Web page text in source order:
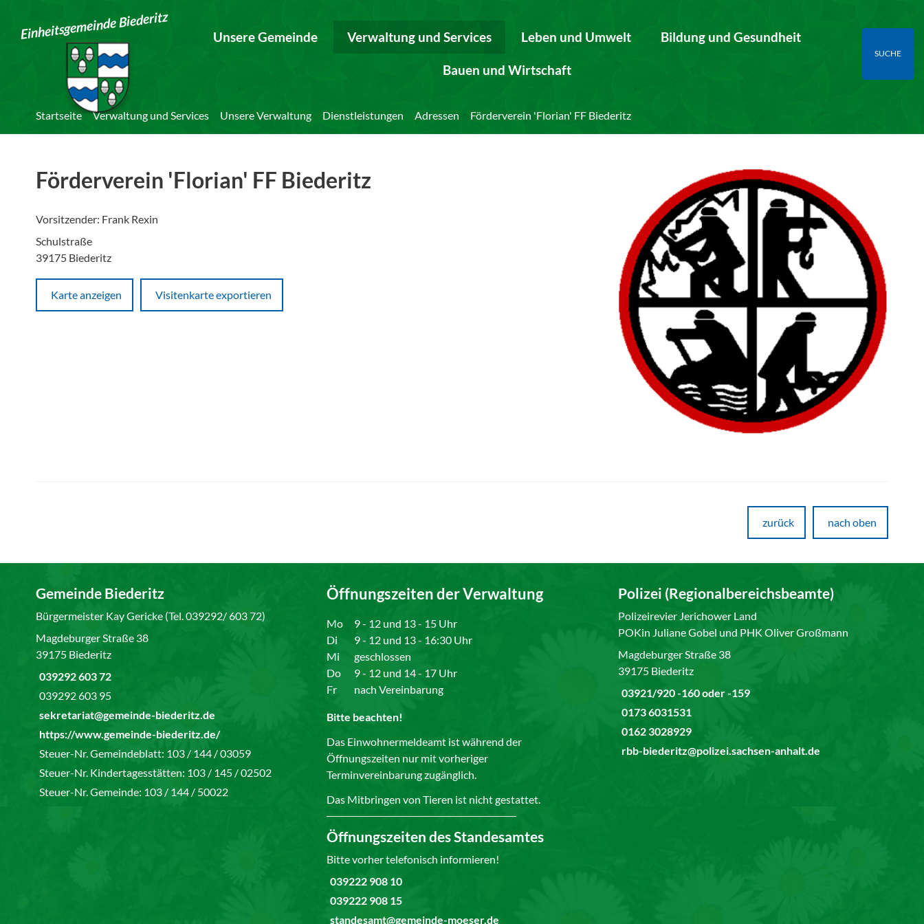
Einheitsgemeinde Biederitz Unsere Gemeinde Verwaltung und Services Leben und Umwelt Bildung und Gesundheit
Bauen und Wirtschaft
SUCHE
Startseite Verwaltung und Services Unsere Verwaltung Dienstleistungen Adressen Förderverein 'Florian' FF Biederitz
Förderverein 'Florian' FF Biederitz
Vorsitzender: Frank Rexin
Schulstraße
39175 Biederitz
Karte anzeigen Visitenkarte exportieren
zurück nach oben
Gemeinde Biederitz
Bürgermeister Kay Gericke (Tel. 039292/ 603 72)
Magdeburger Straße 38
39175 Biederitz
039292 603 72
039292 603 95
sekretariat@gemeinde-biederitz.de
https://www.gemeinde-biederitz.de/
Steuer-Nr. Gemeindeblatt: 103 / 144 / 03059
Steuer-Nr. Kindertagesstätten: 103 / 145 / 02502
Steuer-Nr. Gemeinde: 103 / 144 / 50022
Öffnungszeiten der Verwaltung
Mo
9 - 12 und 13 - 15 Uhr
Di
9 - 12 und 13 - 16:30 Uhr
Mi
geschlossen
Do
9 - 12 und 14 - 17 Uhr
Fr
nach Vereinbarung
Bitte beachten!
Das Einwohnermeldeamt ist während der
Öffnungszeiten nur mit vorheriger
Terminvereinbarung zugänglich.
Das Mitbringen von Tieren ist nicht gestattet.
Öffnungszeiten des Standesamtes
Bitte vorher telefonisch informieren!
039222 908 10
039222 908 15
standesamt@gemeinde-moeser.de
Polizei (Regionalbereichsbeamte)
Polizeirevier Jerichower Land
POKin Juliane Gobel und PHK Oliver Großmann
Magdeburger Straße 38
39175 Biederitz
03921/920 -160 oder -159
0173 6031531
0162 3028929
rbb-biederitz@polizei.sachsen-anhalt.de